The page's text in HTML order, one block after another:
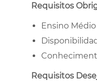
Requisitos
Ensino
Requisitos